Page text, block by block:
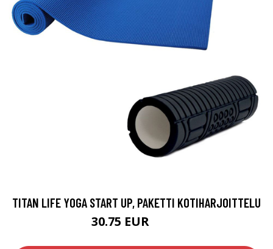
TITAN LIFE YOGA START UP, PAKETTI KOTIHARJOITTELU
30.75 EUR